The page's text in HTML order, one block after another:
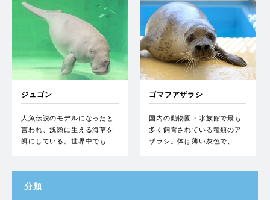
ジュゴン
人魚伝説のモデルになったと
言われ、浅瀬に生える海草を
餌にしている。世界中でも…
ゴマフアザラシ
国内の動物園・水族館で最も
多く飼育されている種類のア
ザラシ。体は薄い灰色で、…
分類